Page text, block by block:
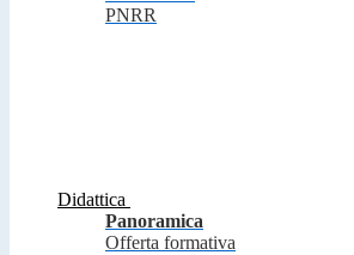
PNRR
Didattica
Panoramica
Offerta formativa